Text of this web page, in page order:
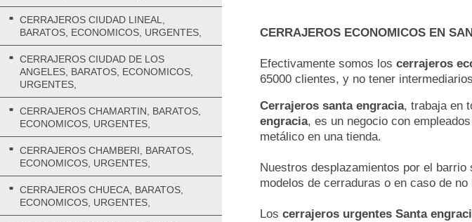
CERRAJEROS CIUDAD LINEAL,
BARATOS, ECONOMICOS, URGENTES,
CERRAJEROS CIUDAD DE LOS
ANGELES, BARATOS, ECONOMICOS,
URGENTES,
CERRAJEROS CHAMARTIN, BARATOS,
ECONOMICOS, URGENTES,
CERRAJEROS CHAMBERI, BARATOS,
ECONOMICOS, URGENTES,
CERRAJEROS CHUECA, BARATOS,
ECONOMICOS, URGENTES,
CERRAJEROS ECONOMICOS EN
Efectivamente somos los cerrajeros
65000 clientes, y no tener
Cerrajeros santa engracia, trabaja en
engracia, es un negocio con
metálico en una tienda.
Nuestros desplazamientos por el
modelos de cerraduras o en caso de
Los cerrajeros urgentes Santa